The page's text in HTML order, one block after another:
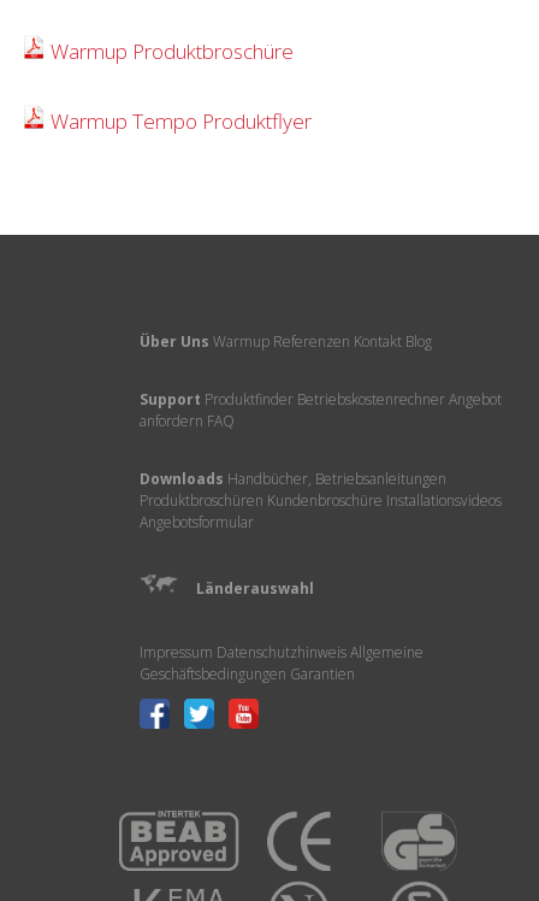
Warmup Produktbroschüre
Warmup Tempo Produktflyer
Über Uns Warmup Referenzen Kontakt Blog
Support Produktfinder BetriebskostenrechnerAngebot
anfordern FAQ
Downloads Handbücher, Betriebsanleitungen
Produktbroschüren Kundenbroschüre Installationsvideos
Angebotsformular
Länderauswahl
Impressum DatenschutzhinweisAllgemeine
Geschäftsbedingungen Garantien